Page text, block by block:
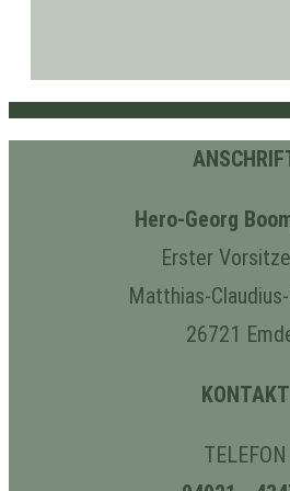
Hero-Georg
Erster
Matthias-
26721
KONTAKT
TELEFON